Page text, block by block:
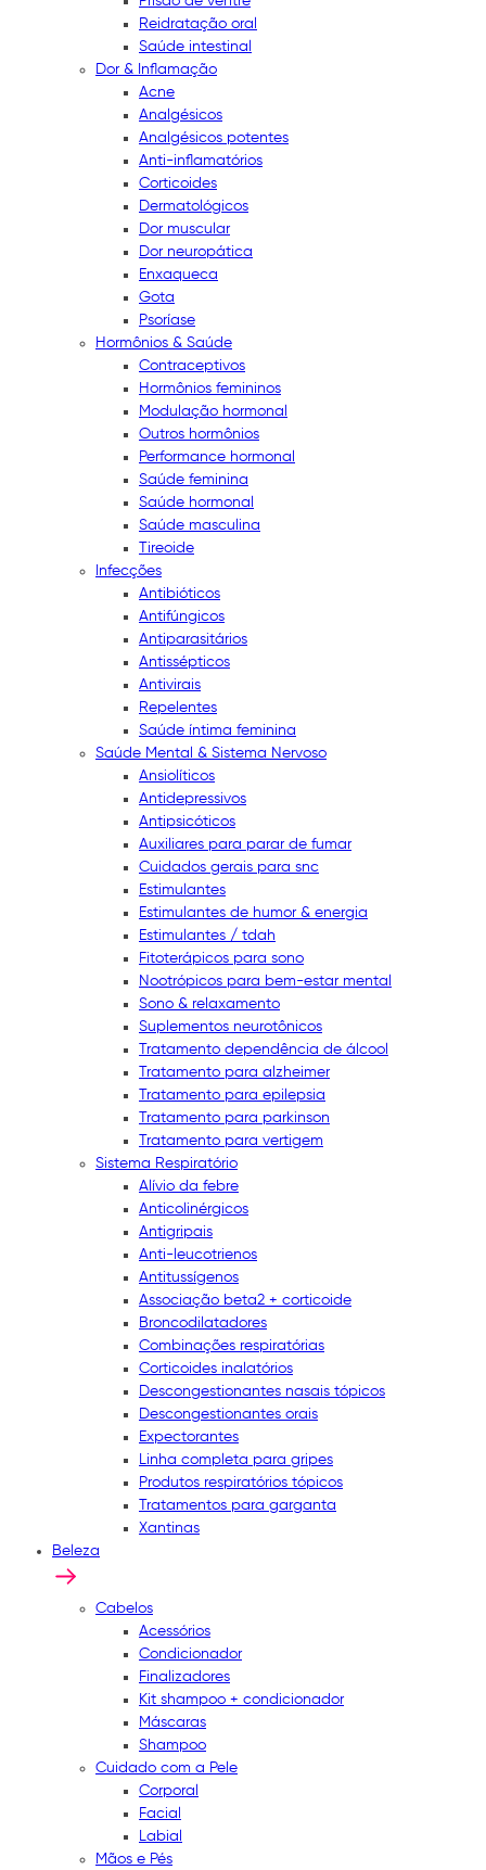
Reidratação oral
Saúde intestinal
Dor & Inflamação
Acne
Analgésicos
Analgésicos potentes
Anti-inflamatórios
Corticoides
Dermatológicos
Dor muscular
Dor neuropática
Enxaqueca
Gota
Psoríase
Hormônios & Saúde
Contraceptivos
Hormônios femininos
Modulação hormonal
Outros hormônios
Performance hormonal
Saúde feminina
Saúde hormonal
Saúde masculina
Tireoide
Infecções
Antibióticos
Antifúngicos
Antiparasitários
Antissépticos
Antivirais
Repelentes
Saúde íntima feminina
Saúde Mental & Sistema Nervoso
Ansiolíticos
Antidepressivos
Antipsicóticos
Auxiliares para parar de fumar
Cuidados gerais para snc
Estimulantes
Estimulantes de humor & energia
Estimulantes / tdah
Fitoterápicos para sono
Nootrópicos para bem-estar mental
Sono & relaxamento
Suplementos neurotônicos
Tratamento dependência de álcool
Tratamento para alzheimer
Tratamento para epilepsia
Tratamento para parkinson
Tratamento para vertigem
Sistema Respiratório
Alívio da febre
Anticolinérgicos
Antigripais
Anti-leucotrienos
Antitussígenos
Associação beta2 + corticoide
Broncodilatadores
Combinações respiratórias
Corticoides inalatórios
Descongestionantes nasais tópicos
Descongestionantes orais
Expectorantes
Linha completa para gripes
Produtos respiratórios tópicos
Tratamentos para garganta
Xantinas
Beleza
Cabelos
Acessórios
Condicionador
Finalizadores
Kit shampoo + condicionador
Máscaras
Shampoo
Cuidado com a Pele
Corporal
Facial
Labial
Mãos e Pés